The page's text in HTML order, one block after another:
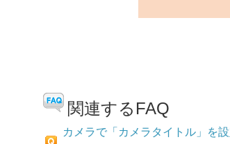
関連するFAQ
カメラで「カメラタイトル」を